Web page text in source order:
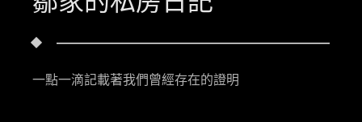
一點一滴記載著我們曾經存在的證明